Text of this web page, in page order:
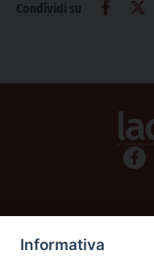
Condividi su
Informativa